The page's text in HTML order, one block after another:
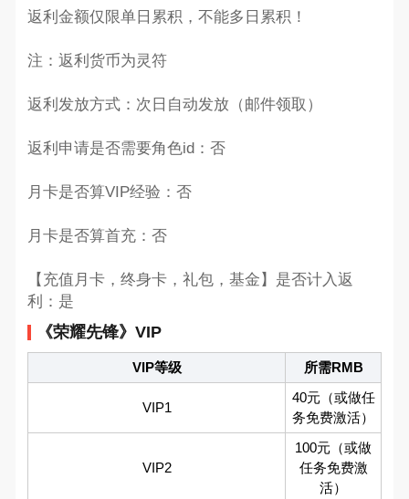
返利金额仅限单日累积，不能多日累积！
注：返利货币为灵符
返利发放方式：次日自动发放（邮件领取）
返利申请是否需要角色id：否
月卡是否算VIP经验：否
月卡是否算首充：否
【充值月卡，终身卡，礼包，基金】是否计入返
利：是
《荣耀先锋》VIP
VIP等级 所需RMB
VIP1
40元（或做任
务免费激活）
VIP2
100元（或做
任务免费激
活）